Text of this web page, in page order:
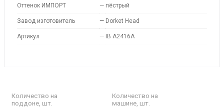
Оттенок ИМПОРТ — пёстрый
Завод изготовитель — Dorket Head
Артикул — IB A2416A
Количество на
поддоне, шт.
Количество на
машине, шт.